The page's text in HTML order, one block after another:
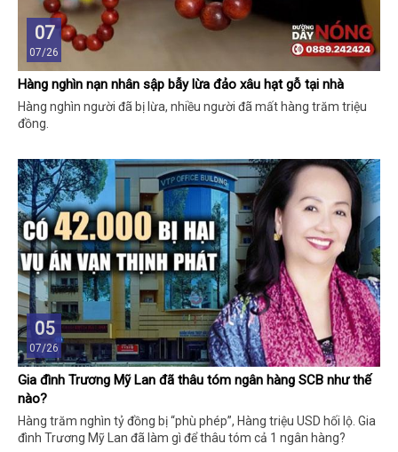
07
07/26
Hàng nghìn nạn nhân sập bẫy lừa đảo xâu hạt gỗ tại nhà
Hàng nghìn người đã bị lừa, nhiều người đã mất hàng trăm triệu
đồng.
05
07/26
Gia đình Trương Mỹ Lan đã thâu tóm ngân hàng SCB như thế
nào?
Hàng trăm nghìn tỷ đồng bị “phù phép”, Hàng triệu USD hối lộ. Gia
đình Trương Mỹ Lan đã làm gì để thâu tóm cả 1 ngân hàng?